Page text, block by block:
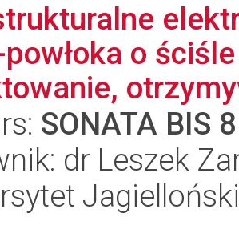
o
SONATA BIS 8
dr Leszek